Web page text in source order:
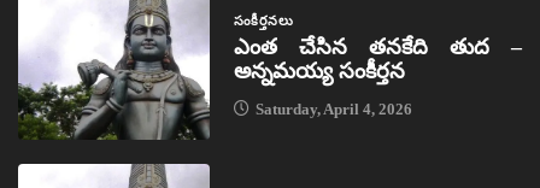
సంకీర్తనలు
ఎంత చేసిన తనకేది తుద –
అన్నమయ్య సంకీర్తన
Saturday, April 4, 2026